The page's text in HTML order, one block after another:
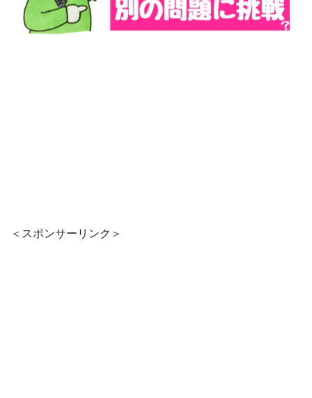
＜スポンサーリンク＞